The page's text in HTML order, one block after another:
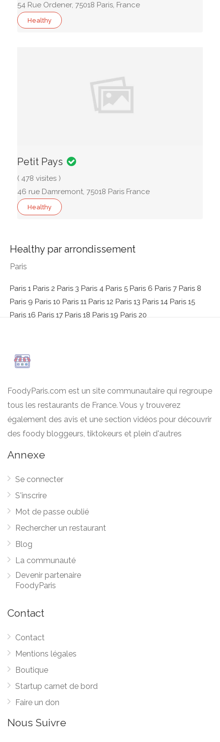
Healthy par arrondissement
Paris
Paris 1 Paris 2 Paris 3 Paris 4 Paris 5 Paris 6 Paris 7 Paris 8
Paris 9 Paris 10 Paris 11 Paris 12 Paris 13 Paris 14 Paris 15
Paris 16 Paris 17 Paris 18 Paris 19 Paris 20
54 Rue Ordener, 75018 Paris, France
Healthy
Petit Pays
( 478 visites )
46 rue Damremont, 75018 Paris France
Healthy
FoodyParis.com est un site communautaire qui regroupe
tous les restaurants de France. Vous y trouverez
également des avis et une section vidéos pour découvrir
des foody bloggeurs, tiktokeurs et plein d'autres
Annexe
Se connecter
S'inscrire
Mot de passe oublié
Rechercher un restaurant
Blog
La communauté
Devenir partenaire
FoodyParis
Contact
Contact
Mentions légales
Boutique
Startup carnet de bord
Faire un don
Nous Suivre